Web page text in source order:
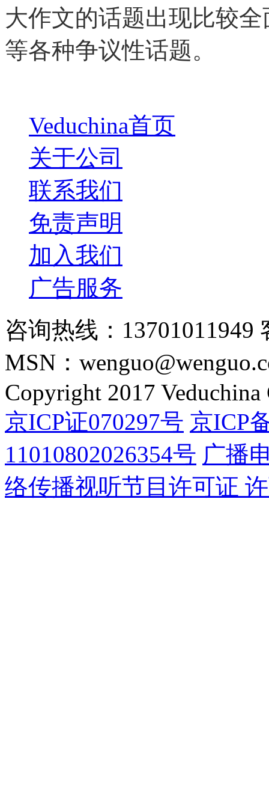
大作文的话题出现比较
等各种争议性话题。
Veduchina首页
关于公司
联系我们
免责声明
加入我们
广告服务
咨询热线：13701011949
MSN：
Copyright 2017
京ICP证070297号 京ICP
11010802026354号 广播
络传播视听节目许可证